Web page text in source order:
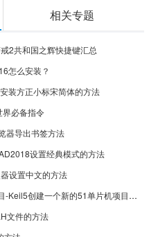
相关专题
2共和国之辉快捷键汇总
怎么安装？
装方正小标宋简体的方法
必备指令
器导出书签方法
设置经典模式的方法
设置中文的方法
Keil5怎么创建一个新的51单片机项目-Keil5创建一个新的51单片机项目的方法
文件的方法